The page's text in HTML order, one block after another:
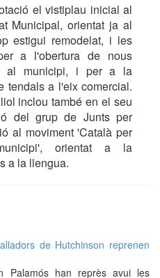
el vistiplau inicial al
Municipal, orientat ja al
estigui remodelat, i les
a l'obertura de nous
al municipi, i per a la
tendals a l'eix comercial.
inclou també en el seu
del grup de Junts per
al moviment 'Català per
orientat a la
a la llengua.
de Hutchinson reprenen
Palamós han reprès avui les